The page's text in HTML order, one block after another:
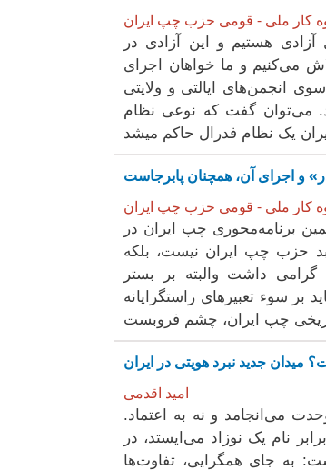
کار ملی - قومی حزب چپ ایران
دنبال آزادی هستیم و این آزادی در
می‌کنیم و ما خواهان اجرای
انجمن‌های ایالتی و ولایتی
می‌توان گفت که نوعی نظام
کار ملی - قومی حزب چپ ایران
سالگرد ۲۱ آذر را درست در همین برنامه‌محوری چپ ایران در
ارج نهاده است. شگفتی، در حلول ۲۱ آذر در کالبد حزب چپ ایران نیست، بلکه
راستگرایان را درنیابیم. ۲۱ آذر را باید گرامی داشت والبته بر بستر
بر سوء تعبیرهای راستگرایانه‌
میدان جدید نبرد هویتی در ایران
امید اقدمی
می‌انجامد و نه به اعتماد.
نام یک نوزاد می‌ایستد، در
به جای همگرایی، تفاوت‌ها